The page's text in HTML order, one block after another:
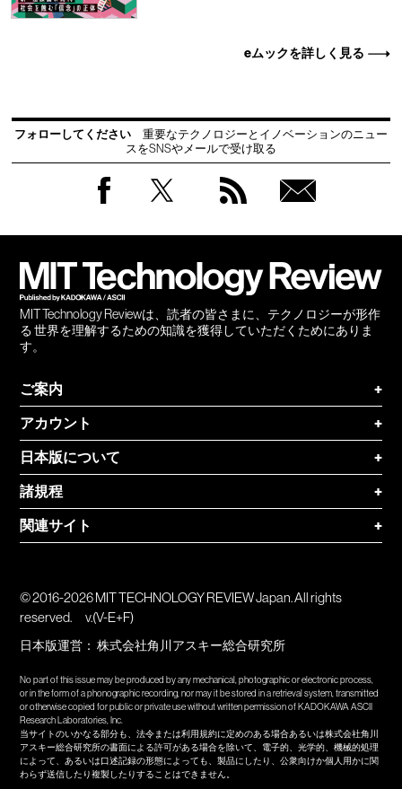
eムックを詳しく見る
フォローしてください
重要なテクノロジーとイノベーションのニュー
スをSNSやメールで受け取る
MIT Technology Reviewは、読者の皆さまに、テクノロジーが形作
る 世界を理解するための知識を獲得していただくためにありま
す。
ご案内
+
アカウント
+
日本版について
+
諸規程
+
関連サイト
+
© 2016-2026 MIT TECHNOLOGY REVIEW Japan. All rights
reserved.
v.(V-E+F)
日本版運営：株式会社角川アスキー総合研究所
No part of this issue may be produced by any mechanical, photographic or electronic process,
or in the form of a phonographic recording, nor may it be stored in a retrieval system, transmitted
or otherwise copied for public or private use without written permission of KADOKAWA ASCII
Research Laboratories, Inc.
当サイトのいかなる部分も、法令または利用規約に定めのある場合あるいは株式会社角川
アスキー総合研究所の書面による許可がある場合を除いて、電子的、光学的、機械的処理
によって、あるいは口述記録の形態によっても、製品にしたり、公衆向けか個人用かに関
わらず送信したり複製したりすることはできません。